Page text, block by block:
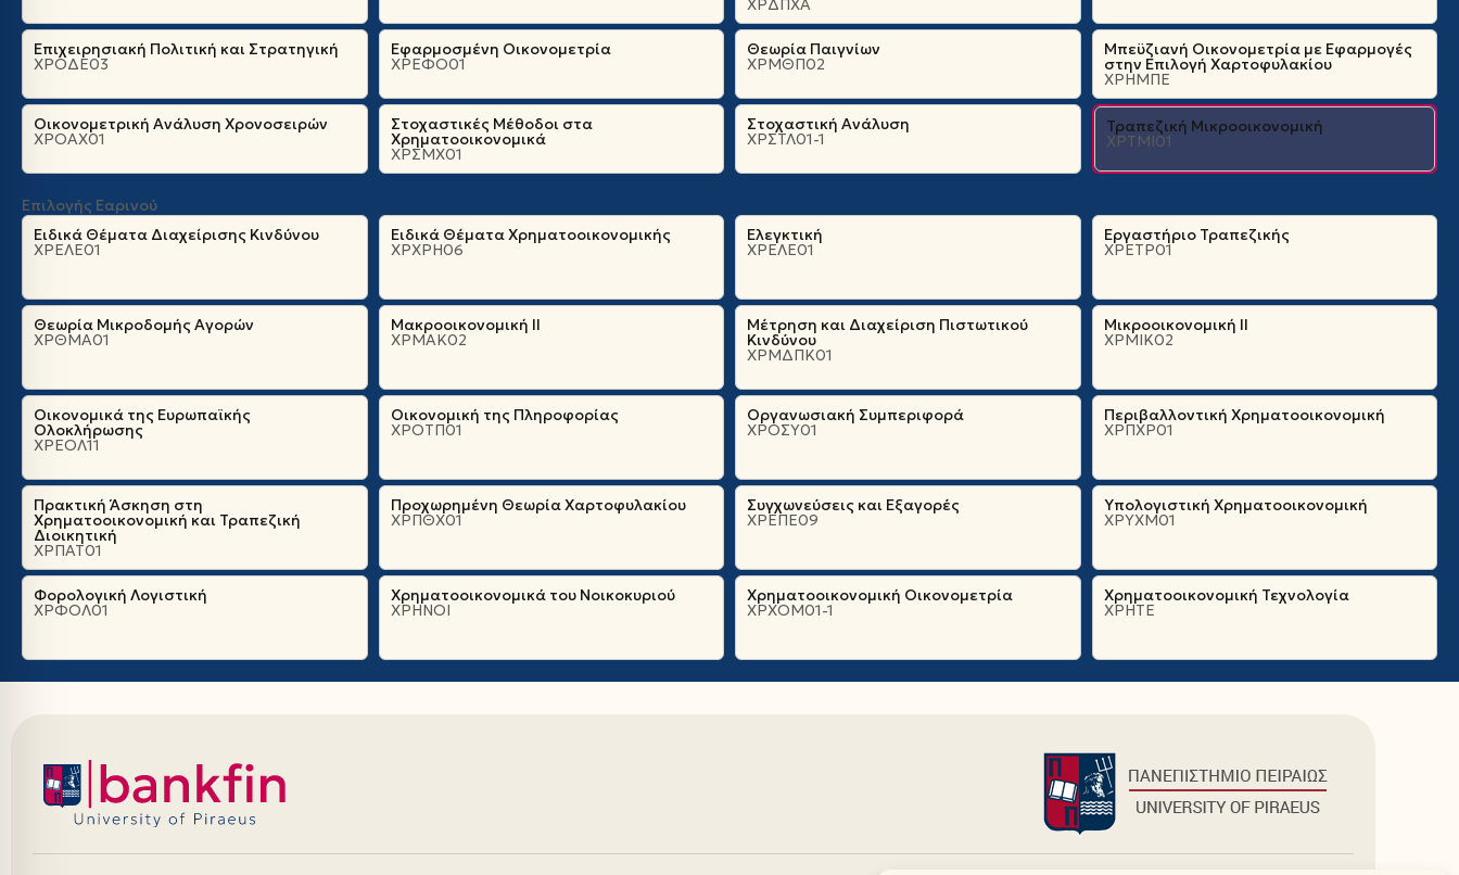
ΧΡΔΠΧΑ
Επιχειρησιακή Πολιτική και Στρατηγική
ΧΡΟΔΕ03
Εφαρμοσμένη Οικονομετρία
ΧΡΕΦΟ01
Θεωρία Παιγνίων
ΧΡΜΘΠ02
Μπεϋζιανή Οικονομετρία με Εφαρμογές
στην Επιλογή Χαρτοφυλακίου
ΧΡΗΜΠΕ
Οικονομετρική Ανάλυση Χρονοσειρών
ΧΡΟΑΧ01
Στοχαστικές Μέθοδοι στα
Χρηματοοικονομικά
ΧΡΣΜΧ01
Στοχαστική Ανάλυση
ΧΡΣΤΛ01-1
Τραπεζική Μικροοικονομική
ΧΡΤΜΙ01
Επιλογής Εαρινού
Ειδικά Θέματα Διαχείρισης Κινδύνου
ΧΡΕΛΕ01
Ειδικά Θέματα Χρηματοοικονομικής
ΧΡΧΡΗ06
Ελεγκτική
ΧΡΕΛΕ01
Εργαστήριο Τραπεζικής
ΧΡΕΤΡ01
Θεωρία Μικροδομής Αγορών
ΧΡΘΜΑ01
Μακροοικονομική ΙΙ
ΧΡΜΑΚ02
Μέτρηση και Διαχείριση Πιστωτικού
Κινδύνου
ΧΡΜΔΠΚ01
Μικροοικονομική ΙΙ
ΧΡΜΙΚ02
Οικονομικά της Ευρωπαϊκής
Ολοκλήρωσης
ΧΡΕΟΛ11
Οικονομική της Πληροφορίας
ΧΡΟΤΠ01
Οργανωσιακή Συμπεριφορά
ΧΡΟΣΥ01
Περιβαλλοντική Χρηματοοικονομική
ΧΡΠΧΡ01
Πρακτική Άσκηση στη
Χρηματοοικονομική και Τραπεζική
Διοικητική
ΧΡΠΑΤ01
Προχωρημένη Θεωρία Χαρτοφυλακίου
ΧΡΠΘΧ01
Συγχωνεύσεις και Εξαγορές
ΧΡΕΠΕ09
Υπολογιστική Χρηματοοικονομική
ΧΡΥΧΜ01
Φορολογική Λογιστική
ΧΡΦΟΛ01
Χρηματοοικονομικά του Νοικοκυριού
ΧΡΗΝΟΙ
Χρηματοοικονομική Οικονομετρία
ΧΡΧΟΜ01-1
Χρηματοοικονομική Τεχνολογία
ΧΡΗΤΕ